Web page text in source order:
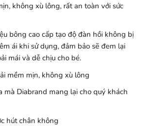
không xù lông, rất an toàn với sức
bông cao cấp tạo độ đàn hồi không bị
ái khi sử dụng, đảm bảo sẽ đem lại
mái và dễ chịu cho bé.
mềm mịn, không xù lông
mà Diabrand mang lại cho quý khách
hút chân không